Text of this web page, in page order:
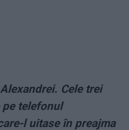
Cele trei
telefonul
l uitase în preajma